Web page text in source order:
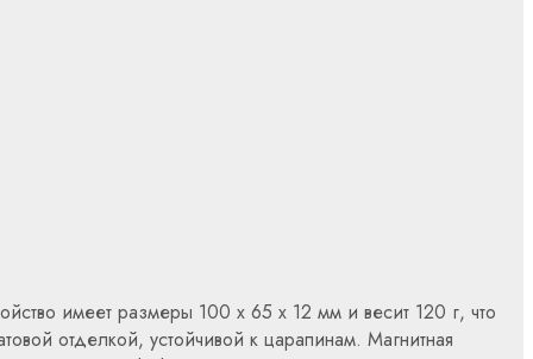
имеет размеры 100 x 65 x 12 мм и весит 120 г, что
отделкой, устойчивой к царапинам. Магнитная